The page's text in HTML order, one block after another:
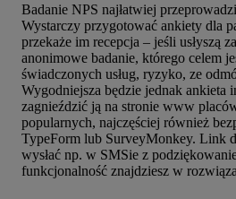
Badanie NPS najłatwiej
Wystarczy przygotować ankiety dla
przekaże im recepcja – jeśli usłyszą
anonimowe badanie, którego celem
świadczonych usług, ryzyko, ze
Wygodniejsza będzie jednak ankieta
zagnieździć ją na stronie www
popularnych, najczęściej również
TypeForm lub SurveyMonkey. Link
wysłać np. w SMSie z
funkcjonalność znajdziesz w